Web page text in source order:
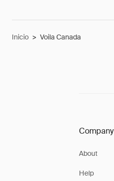
Inicio > Voila Canada
Company
About
Help